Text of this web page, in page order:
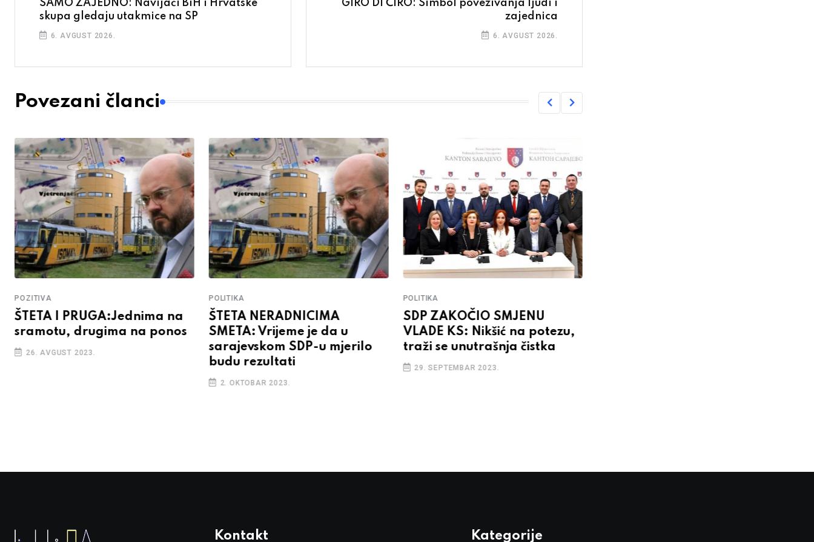
SAMO ZAJEDNO: Navijači BiH i Hrvatske
skupa gledaju utakmice na SP
6. AVGUST 2026.
GIRO DI ĆIRO: Simbol povezivanja ljudi i
zajednica
6. AVGUST 2026.
Povezani članci
POZITIVA
ŠTETA I PRUGA:Jednima na
sramotu, drugima na ponos
26. AVGUST 2023.
POLITIKA
ŠTETA NERADNICIMA
SMETA: Vrijeme je da u
sarajevskom SDP-u mjerilo
budu rezultati
2. OKTOBAR 2023.
POLITIKA
SDP ZAKOČIO SMJENU
VLADE KS: Nikšić na potezu,
traži se unutrašnja čistka
29. SEPTEMBAR 2023.
Kontakt Kategorije